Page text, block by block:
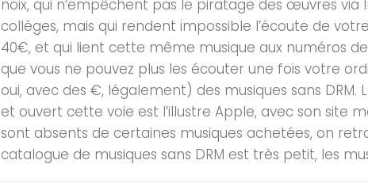
noix, qui n’empêchent pas le piratage des œuvres
collèges, mais qui rendent impossible l’écoute de
40€, et qui lient cette même musique aux numéros
que vous ne pouvez plus les écouter une fois votre
oui, avec des €, légalement) des musiques sans
et ouvert cette voie est l’illustre Apple, avec son site
sont absents de certaines musiques achetées, on
catalogue de musiques sans DRM est très petit, les